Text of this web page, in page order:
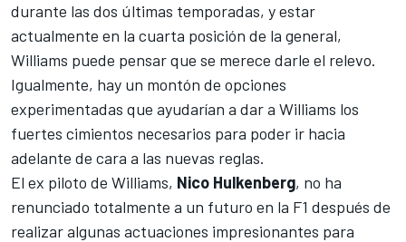
durante las dos últimas temporadas, y estar
actualmente en la cuarta posición de la general,
Williams puede pensar que se merece darle el relevo.
Igualmente, hay un montón de opciones
experimentadas que ayudarían a dar a Williams los
fuertes cimientos necesarios para poder ir hacia
adelante de cara a las nuevas reglas.
El ex piloto de Williams, Nico Hulkenberg, no ha
renunciado totalmente a un futuro en la F1 después de
realizar algunas actuaciones impresionantes para